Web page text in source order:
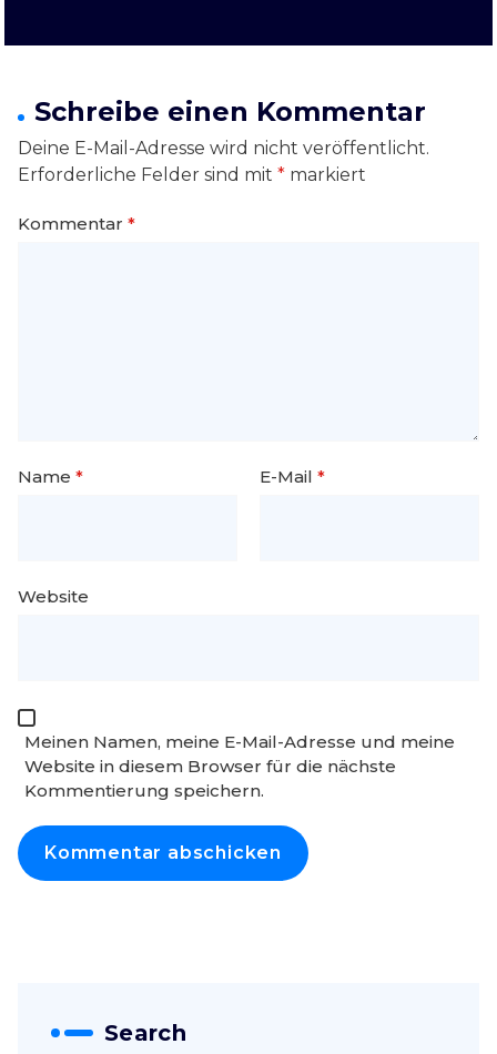
Schreibe einen Kommentar
Deine E-Mail-Adresse wird nicht veröffentlicht.
Erforderliche Felder sind mit * markiert
Kommentar *
Name * E-Mail *
Website
Meinen Namen, meine E-Mail-Adresse und meine
Website in diesem Browser für die nächste
Kommentierung speichern.
Search